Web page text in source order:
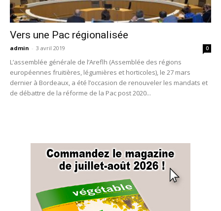
Vers une Pac régionalisée
admin - 3 avril 2019 0
L’assemblée générale de l’Areflh (Assemblée des régions
européennes fruitières, légumières et horticoles), le 27 mars
dernier à Bordeaux, a été l’occasion de renouveler les mandats et
de débattre de la réforme de la Pac post 2020...